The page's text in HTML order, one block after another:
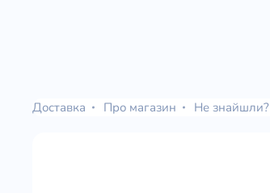
Доставка Про магазин Не знайшли?